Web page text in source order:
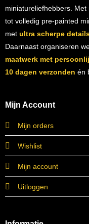
miniatureliefhebbers. Met
tot volledig pre-painted
met ultra scherpe
Daarnaast organiseren
maatwerk met
10 dagen verzonden én
Mijn Account
Mijn orders
Wishlist
Mijn account
Uitloggen